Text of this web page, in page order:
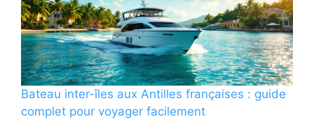
Bateau inter-îles aux Antilles françaises : guide
complet pour voyager facilement